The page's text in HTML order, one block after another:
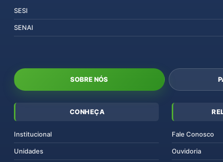
SESI
SENAI
SOBRE NÓS
CONHEÇA
Institucional
Unidades
Fale Conosco
Ouvidoria